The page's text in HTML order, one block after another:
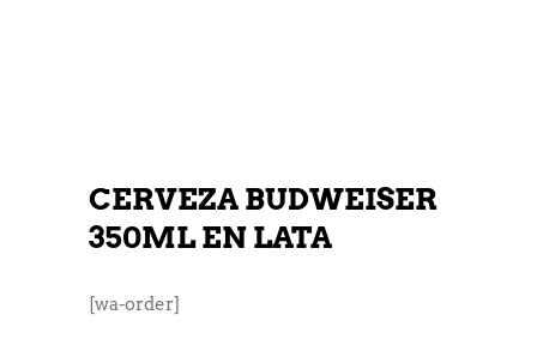
CERVEZA BUDWEISER
350ML EN LATA
[wa-order]